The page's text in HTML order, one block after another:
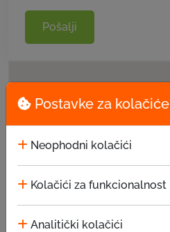
Postavke za kolačiće
Neophodni kolačići
Kolačići za funkcionalnost
Analitički kolačići
Pošalji